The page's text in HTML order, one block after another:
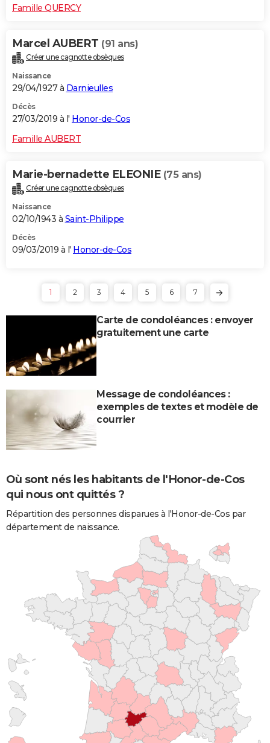
Famille QUERCY
Marcel AUBERT (91 ans)
Créer une cagnotte obsèques
Naissance
29/04/1927 à Darnieulles
Décès
27/03/2019 à l' Honor-de-Cos
Famille AUBERT
Marie-bernadette ELEONIE (75 ans)
Créer une cagnotte obsèques
Naissance
02/10/1943 à Saint-Philippe
Décès
09/03/2019 à l' Honor-de-Cos
1 2 3 4 5 6 7
Carte de condoléances : envoyer
gratuitement une carte
Message de condoléances :
exemples de textes et modèle de
courrier
Où sont nés les habitants de l'Honor-de-Cos
qui nous ont quittés ?
Répartition des personnes disparues à l'Honor-de-Cos par
département de naissance.